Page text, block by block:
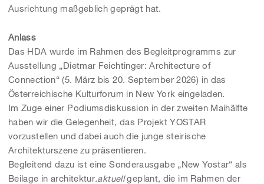
Ausrichtung maßgeblich geprägt hat.
Anlass
Das HDA wurde im Rahmen des Begleitprogramms zur
Ausstellung „Dietmar Feichtinger: Architecture of
Connection“ (5. März bis 20. September 2026) in das
Österreichische Kulturforum in New York eingeladen.
Im Zuge einer Podiumsdiskussion in der zweiten Maihälfte
haben wir die Gelegenheit, das Projekt YOSTAR
vorzustellen und dabei auch die junge steirische
Architekturszene zu präsentieren.
Begleitend dazu ist eine Sonderausgabe „New Yostar“ als
Beilage in architektur.aktuellgeplant, die im Rahmen der